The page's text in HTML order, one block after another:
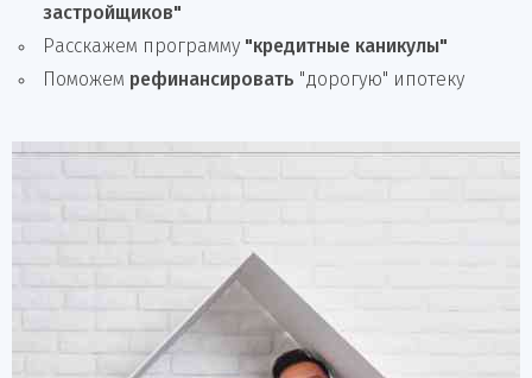
застройщиков"
Расскажем программу "кредитные каникулы"
Поможем рефинансировать "дорогую" ипотеку